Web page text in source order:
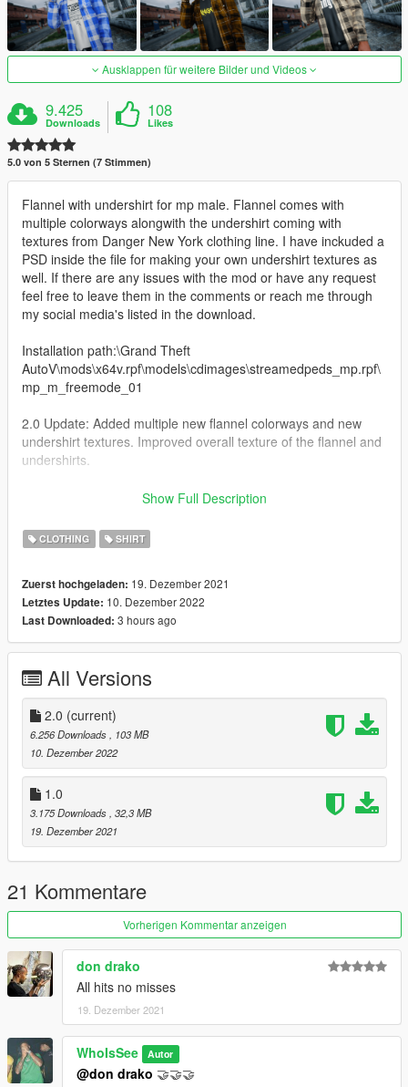
Ausklappen für weitere Bilder und Videos
9.425
Downloads
108
Likes
5.0 von 5 Sternen (7 Stimmen)
Flannel with undershirt for mp male. Flannel comes with
multiple colorways alongwith the undershirt coming with
textures from Danger New York clothing line. I have inckuded a
PSD inside the file for making your own undershirt textures as
well. If there are any issues with the mod or have any request
feel free to leave them in the comments or reach me through
my social media's listed in the download.
Installation path:\Grand Theft
AutoV\mods\x64v.rpf\models\cdimages\streamedpeds_mp.rpf\
mp_m_freemode_01
2.0 Update: Added multiple new flannel colorways and new
undershirt textures. Improved overall texture of the flannel and
undershirts.
Thanks for downloading my mod, stay tuned for more creations
Show Full Description
CLOTHING SHIRT
Zuerst hochgeladen: 19. Dezember 2021
Letztes Update: 10. Dezember 2022
Last Downloaded: 3 hours ago
All Versions
2.0 (current)
6.256 Downloads
, 103 MB
10. Dezember 2022
1.0
3.175 Downloads , 32,3 MB
19. Dezember 2021
21 Kommentare
Vorherigen Kommentar anzeigen
don drako
All hits no misses
19. Dezember 2021
WhoIsSee Autor
@don drako 🤝🤝🤝